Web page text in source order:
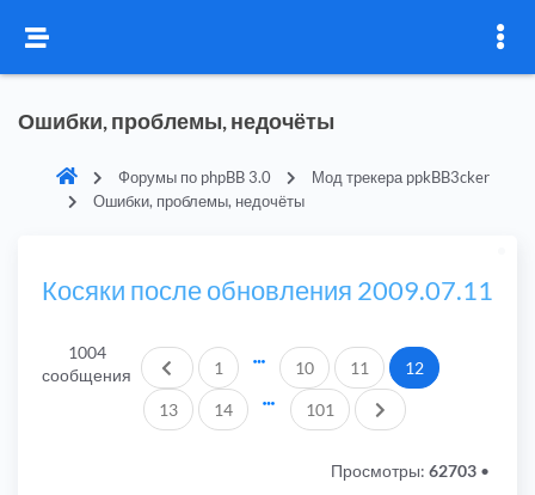
Ошибки, проблемы, недочёты
Форумы по phpBB 3.0
Мод трекера ppkBB3cker
Ошибки, проблемы, недочёты
Косяки после обновления 2009.07.11
1004
сообщения
Пред.1 10 11 12
13 14 101 След.
Просмотры: 62703 •